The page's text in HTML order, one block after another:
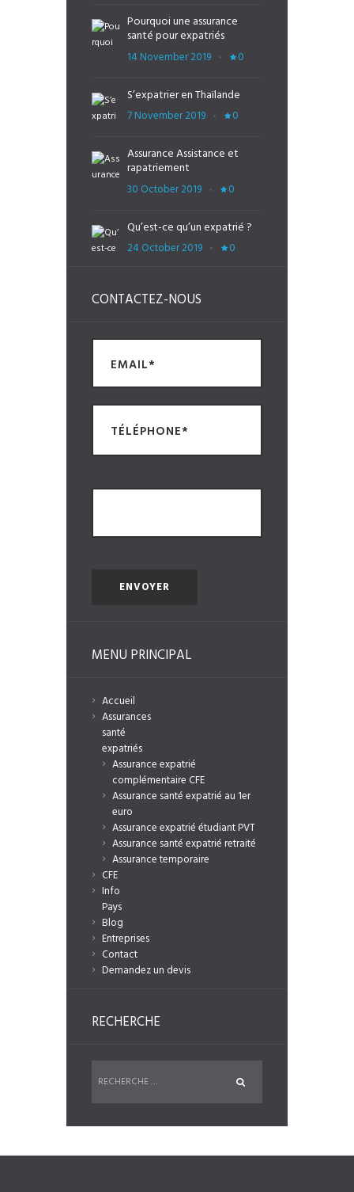
Pourquoi une assurance
santé pour expatriés
14 November 2019 0
S’expatrier en Thaïlande
7 November 2019 0
Assurance Assistance et
rapatriement
30 October 2019 0
Qu’est-ce qu’un expatrié ?
24 October 2019 0
CONTACTEZ-NOUS
MENU PRINCIPAL
Accueil
Assurances
santé
expatriés
Assurance expatrié
complémentaire CFE
Assurance santé expatrié au 1er
euro
Assurance expatrié étudiant PVT
Assurance santé expatrié retraité
Assurance temporaire
CFE
Info
Pays
Blog
Entreprises
Contact
Demandez un devis
RECHERCHE